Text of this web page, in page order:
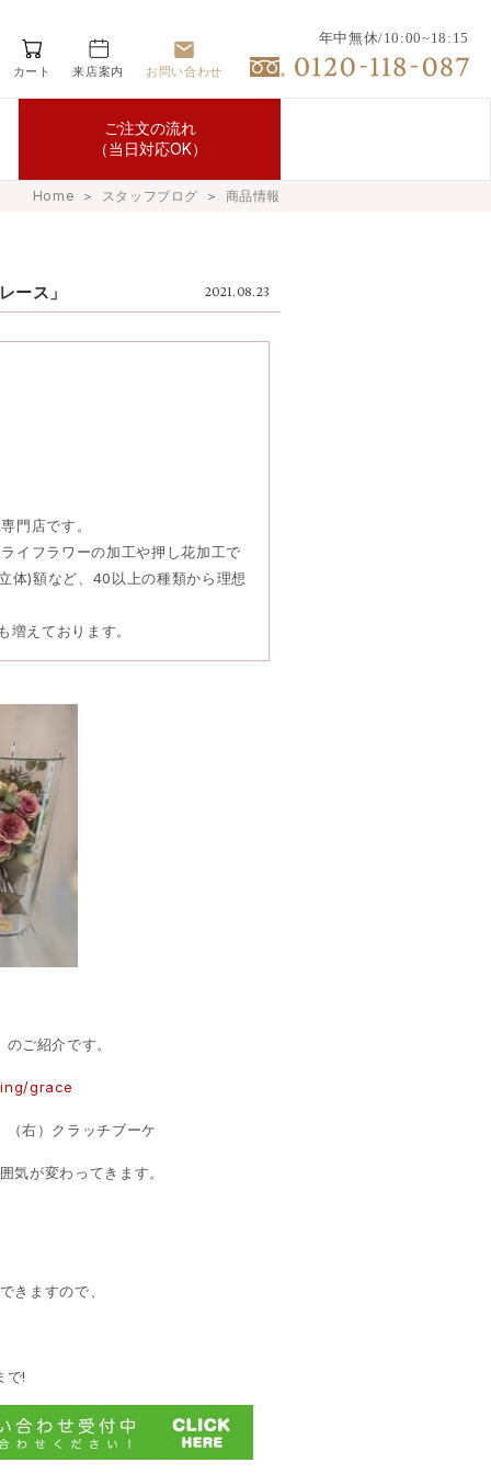
カート 来店案内 お問い合わせ
年中無休/10:00~18:15
ご注文の流れ
（当日対応OK）
Home ＞ スタッフブログ ＞ 商品情報
2021.08.23
ース」
門店です。
イフラワーの加工や押し花加工で
体)額など、40以上の種類から理想
えております。
ご紹介です。
grace
（右）クラッチブーケ
気が変わってきます。
きますので、
で‪!